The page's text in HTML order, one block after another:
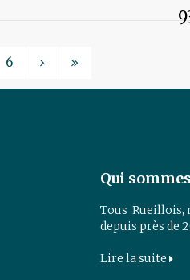
6
Qui
Tous Rueillois,
depuis près de
Lire la suite